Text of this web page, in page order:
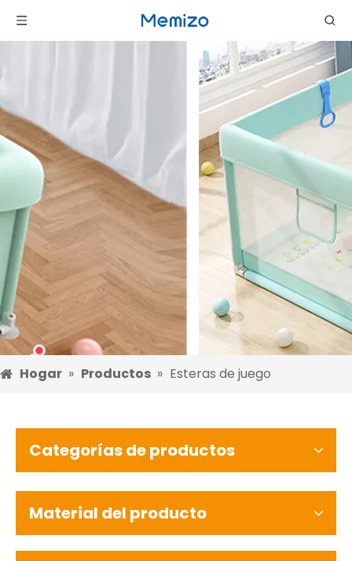
Hogar » Productos » Esteras de juego
Categorías de productos
Material del producto